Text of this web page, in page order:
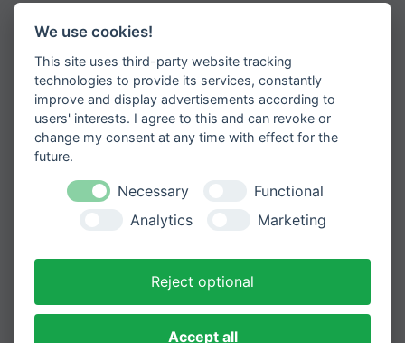
Jetzt zum Newsletter anmelden
Erhalten Sie spannende Angebote und
neueste Informationen zu unseren
Produkten
Please
field
Mit der Anmeldung zum Newsletter
stimmen Sie zu, dass wir Ihre
Informationen im Rahmen unserer
We use cookies!
This site uses third-party website tracking
technologies to provide its services, constantly
improve and display advertisements according to
users' interests. I agree to this and can revoke or
change my consent at any time with effect for the
future.
Necessary
Functional
Analytics
Marketing
Reject optional
Accept all